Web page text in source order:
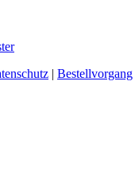
| Bestellvorgang